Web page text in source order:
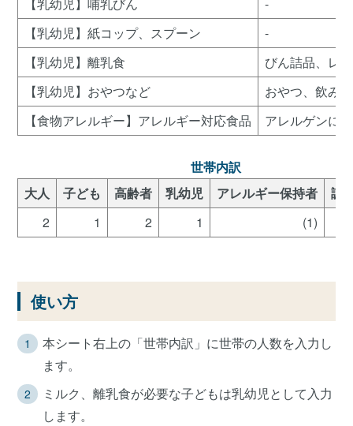
【乳幼児】紙コップ、スプーン
-
【乳幼児】離乳食
びん詰品、レ
【乳幼児】おやつなど
おやつ、飲み物
【食物アレルギー】アレルギー対応食品
アレルゲンに
世帯内訳
大人
子ども 高齢者 乳幼児 アレルギー保持者
調
2
1 2 1 (1)
使い方
本シート右上の「世帯内訳」に世帯の人数を入力し
ます。
ミルク、離乳食が必要な子どもは乳幼児として入力
します。